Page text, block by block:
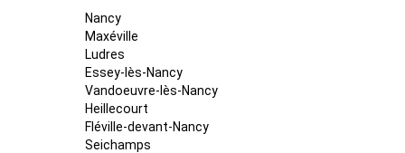
Nancy
Maxéville
Ludres
Essey-lès-Nancy
Vandoeuvre-lès-Nancy
Heillecourt
Fléville-devant-Nancy
Seichamps